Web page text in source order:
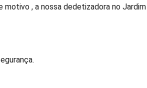
motivo , a nossa dedetizadora no Jardim